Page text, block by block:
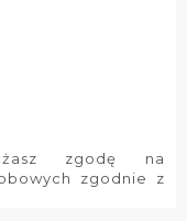
zgodę na
zgodnie z